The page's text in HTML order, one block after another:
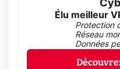
Élu meilleur
Protection
Réseau
Données